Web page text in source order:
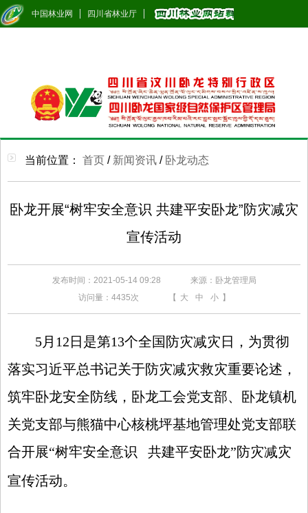
中国林业网 四川省林业厅
当前位置： 首页 / 新闻资讯 / 卧龙动态
卧龙开展“树牢安全意识 共建平安卧龙”防灾减灾
宣传活动
发布时间：2021-05-14 09:28
来源：卧龙管理局
访问量： 4435次 【 大 中 小 】
5月 12 日是第13个全国防灾减灾日，为贯彻
落实习近平总书记关于防灾减灾救灾重要论述，
筑牢卧龙安全防线，卧龙工会党支部、卧龙镇机
关党支部与熊猫中心核桃坪基地管理处党支部联
合开展“树牢安全意识 共建平安卧龙”防灾减灾
宣传活动。